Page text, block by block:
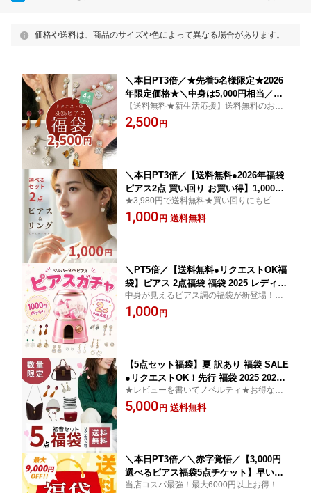
価格や送料は、商品のサイズや色によって異なる場合があります。
＼本日PT3倍／★先着5名様限定★2026
年限定価格★＼中身は5,000円相当／
【中身が見える ピアス福袋】2026 韓国
早い者勝ち ピアス イヤリング 福袋 202
【送料無料★新生活応援】送料無料のお得
セット！レディース ファッション 20代 30
代 40代 50代 Chic Lab シックラボ
2,500 円
＼本日PT3倍／【送料無料●2026年福袋
ピアス2点 買い回り お買い得】1,000円
ぽっきり【トレンドピアス＆リング】レ
ディース 福袋 2025 アクセサリー アウ
★3,980円で送料無料★買い回りにもピッタ
リ！とってもかわいいピアスとリング! 202
4 2025 秋 冬 新春 Chic Lab シックラボ イ
1,000 円 送料無料
＼PT5倍／【送料無料●リクエストOK福
袋】ピアス 2点福袋 福袋 2025 レディー
ス アクセサリー ピアスがたっぷり2点入
り 訳あり アウトレット お試し お得 お
中身が見えるピアス調の福袋が新登場！売
れ残り セール 20代 30代 40代 50代
1,000 円
【5点セット福袋】夏 訳あり 福袋 SALE
●リクエストOK！先行 福袋 2025 2026
秋 冬 ネタバレ セット レディース 訳ア
リ 3000円 アクセサリー 帽子 バッグ シ
★レビューを書いてノベルティ★お得な掘
り出し物がたくさん詰まっています！ 楽天
スーパーSALE
5,000 円 送料無料
＼本日PT3倍／＼赤字覚悟／【3,000円
選べるピアス福袋5点チケット】早い者
勝ち 2026 訳アリ レディース 訳あり 韓
当店コスパ最強！最大6000円以上お得！訳